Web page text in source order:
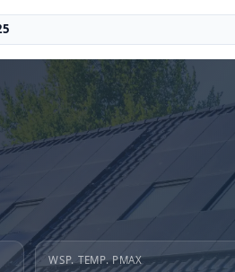
WSP. TEMP. PMAX